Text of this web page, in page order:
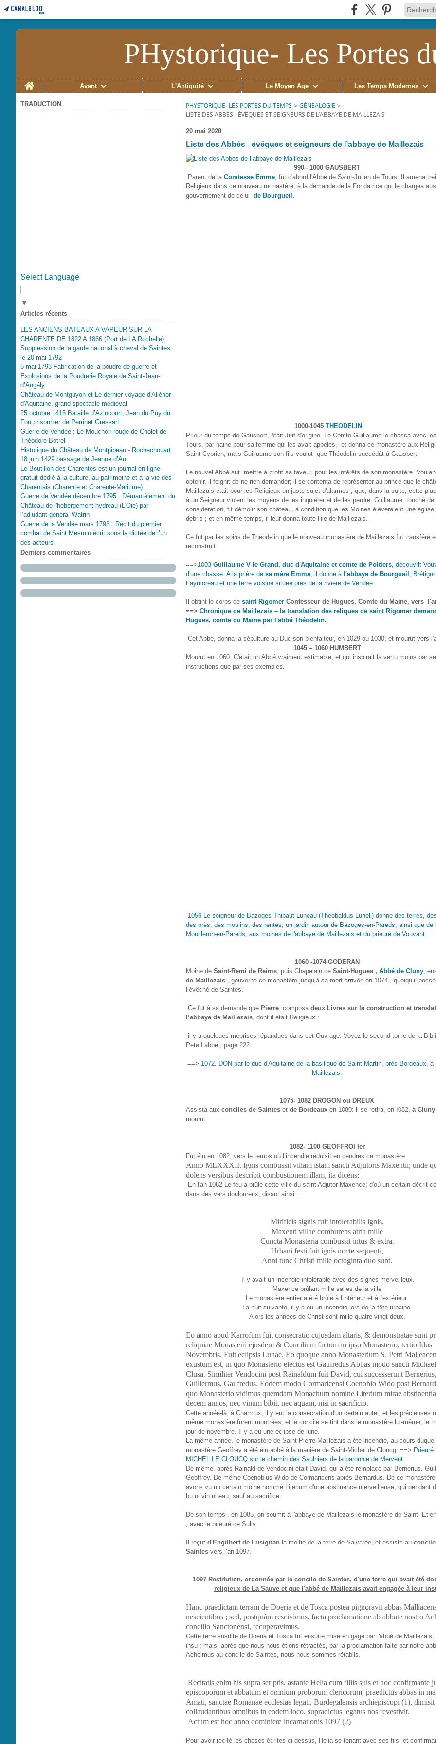
PHystorique- Les Portes
Home
Avant L'Antiquité Le Moyen Âge Les Temps Modernes
TRADUCTION
Select Language
▼
Articles récents
LES ANCIENS BATEAUX A VAPEUR SUR LA
CHARENTE DE 1822 A 1866 (Port de LA Rochelle)
Suppression de la garde national à cheval de Saintes
le 20 mai 1792
5 mai 1793 Fabrication de la poudre de guerre et
Explosions de la Poudrerie Royale de Saint-Jean-
d’Angély
Château de Montguyon et Le dernier voyage d'Aliénor
d'Aquitaine, grand spectacle médiéval
25 octobre 1415 Bataille d’Azincourt, Jean du Puy du
Fou prisonnier de Perrinet Gressart
Guerre de Vendée : Le Mouchoir rouge de Cholet de
Théodore Botrel
Historique du Château de Montpipeau - Rochechouart :
18 juin 1429 passage de Jeanne d’Arc
Le Boutillon des Charentes est un journal en ligne
gratuit dédié à la culture, au patrimoine et à la vie des
Charentais (Charente et Charente-Maritime).
Guerre de Vendée décembre 1795 : Démantèlement du
Château de l'hébergement hydreau (L'Oie) par
l’adjudant-général Watrin
Guerre de la Vendée mars 1793 : Récit du premier
combat de Saint Mesmin écrit sous la dictée de l’un
des acteurs
Derniers commentaires
PHYSTORIQUE- LES PORTES DU TEMPS > GÉNÉALOGIE >
LISTE DES ABBÉS - ÉVÊQUES ET SEIGNEURS DE L’ABBAYE DE MAILLEZAIS
20 mai 2020
Liste des Abbés - évêques et seigneurs de l’abbaye de Maillezais
990– 1000 GAUSBERT
Parent de la Comtesse Emme, fut d'abord l'Abbé de Saint-Julien de Tours. Il amena
Religieux dans ce nouveau monastère, à la demande de la Fondatrice qui le chargea
gouvernement de celui de Bourgueil.
1000-1045 THEODELIN
Prieur du temps de Gausbert, était Juif d'origine. Le Comte Guillaume le chassa avec
Tours, par haine pour sa femme qui les avait appelés, et donna ce monastère aux
Saint-Cyprien; mais Guillaume son fils voulut que Théodelin succédât à Gausbert.
Le nouvel Abbé sut mettre à profit sa faveur, pour les intérêts de son monastère.
obtenir, il feignit de ne rien demander; il se contenta de représenter au prince que le
Maillezais était pour les Religieux un juste sujet d'alarmes ; que, dans la suite, cette
à un Seigneur violent les moyens de les inquiéter et de les perdre. Guillaume, touché de
considération, fit démolir son château, à condition que les Moines élèveraient une
débris ; et en même temps, il leur donna toute l’ile de Maillezais.
Ce fut par les soins de Théodelin que le nouveau monastère de Maillezais fut transféré
reconstruit.
==>1003 Guillaume V le Grand, duc d'Aquitaine et comte de Poitiers, découvrit
d'une chasse. A la prière de sa mère Emma, il donne à l'abbaye de Bourgueil ,
Faymoreau et une terre voisine située près de la rivière de Vendée.
Il obtint le corps de saint Rigomer Confesseur de Hugues, Comte du Maine, vers
==> Chronique de Maillezais – la translation des reliques de saint Rigomer
Hugues, comte du Maine par l'abbé Théodelin.
Cet Abbé, donna la sépulture au Duc son bienfaiteur, en 1029 ou 1030; et mourut vers
1045 – 1060 HUMBERT
Mourut en 1060. C'était un Abbé vraiment estimable, et qui inspirait la vertu moins par
instructions que par ses exemples.
1056 Le seigneur de Bazoges Thibaut Luneau (Theobaldus Luneli) donne des terres,
des près, des moulins, des rentes, un jardin autour de Bazoges-en-Pareds, ainsi que de
Mouilleron-en-Pareds, aux moines de l'abbaye de Maillezais et du prieuré de Vouvant.
1060 -1074 GODERAN
Moine de Saint-Remi de Reims, puis Chapelain de Saint-Hugues , Abbé de Cluny,
de Maillezais , gouverna ce monastère jusqu’à sa mort arrivée en 1074 , quoiqu’il
l’évêché de Saintes.
Ce fut à sa demande que Pierre composa deux Livres sur la construction et
l’abbaye de Maillezais, dont il était Religieux :
il y a quelques méprises répandues dans cet Ouvrage. Voyez le second tome de la
Pete Labbe , page 222.
==> 1072. DON par le duc d'Aquitaine de la basilique de Saint-Martin, près Bordeaux, à
Maillezais.
1075- 1082 DROGON ou DREUX
Assista aux conciles de Saintes et de Bordeaux en 1080: il se retira, en I082, à Cluny
mourut.
1082- 1100 GEOFFROI Ier
Fut élu en 1082, vers le temps où l’incendie réduisit en cendres ce monastère.
Anno MLXXXII. Ignis combussit villam istam sancti Adjutoris Maxentii; unde
dolens versibus describit combustionem illam, ita dicens:
En l'an 1082 Le feu a brûlé cette ville du saint Adjutor Maxence; d'où un certain décrit
dans des vers douloureux, disant ainsi :
Mirificis signis fuit intolerabilis ignis,
Maxenti villae comburens atria mille
Cuncta Monasteria combussit intus & extra.
Urbani festi fuit ignis nocte sequenti,
Anni tunc Christi mille octoginta duo sunt.
Il y avait un incendie intolérable avec des signes merveilleux.
Maxence brûlant mille salles de la ville
Le monastère entier a été brûlé à l'intérieur et à l'extérieur.
La nuit suivante, il y a eu un incendie lors de la fête urbaine.
Alors les années de Christ sont mille quatre-vingt-deux.
Eo anno apud Karrofum fuit consecratio cujusdam altaris, & demonstratae sunt
reliquiae Monasterii ejusdem & Concilium factum in ipso Monasterio, tertio Idus
Novembris. Fuit eclipsis Lunae. Eo quoque anno Monasterium S. Petri
exustum est, in quo Monasterio electus est Gaufredus Abbas modo sancti
Clusa. Similiter Vendocini post Rainaldum fuit David, cui successerunt Bernerius,
Guillermus, Gaufredus. Eodem modo Cormaricensi Coenobio Wido post
quo Monasterio vidimus quemdam Monachum nomine Literium mirae
decem annos, nec vinum bibit, nec aquam, nisi in sacrificio.
Cette année-là, à Charroux, il y eut la consécration d'un certain autel, et les précieuses
même monastère furent montrées, et le concile se tint dans le monastère lui-même, le
jour de novembre. Il y a eu une éclipse de lune.
La même année, le monastère de Saint-Pierre Maillezais a été incendié, au cours
monastère Geoffrey a été élu abbé à la manière de Saint-Michel de Cloucq. ==>
MICHEL LE CLOUCQ sur le chemin des Saulniers de la baronnie de Mervent
De même, après Rainald de Vendocini était David, qui a été remplacé par Bernerius,
Geoffrey. De même Coenobius Wido de Cormaricens après Bernardus. De ce
avons vu un certain moine nommé Literium d'une abstinence merveilleuse, qui pendant
bu ni vin ni eau, sauf au sacrifice.
De son temps , en 1085, on soumit à l'abbaye de Maillezais le monastère de Saint-
, avec le prieuré de Sully.
Il reçut d'Engilbert de Lusignan la moitié de la terre de Salvarée, et assista au
Saintes vers l’an 1097.
1097 Restitution, ordonnée par le concile de Saintes, d'une terre qui avait été
religieux de La Sauve et que l'abbé de Maillezais avait engagée à leur
Hanc praedictam terram de Doeria et de Tosca postea pignoravit abbas
nescientibus ; sed, postquàm rescivimus, facta proclamatione ab abbate nostro
concilio Sanctonensi, recuperavimus.
Cette terre susdite de Doeria et Tosca fut ensuite mise en gage par l'abbé de Maillezais,
insu ; mais, après que nous nous étions rétractés, par la proclamation faite par notre
Achelmus au concile de Saintes, nous nous sommes rétablis.
Recitatis enim his supra scriptis, astante Helia cum filiis suis et hoc confirmante
episcoporum et abbatum et omnium proborum clericorum, praedictus abbas in
Amati, sanctae Romanae ecclesiae legati, Burdegalensis archiepiscopi (1), dimisit
collaudantibus omnibus in eodem loco, supradictus legatus nos revestivit.
Actum est hoc anno dominicœ incarnationis 1097 (2)
Pour avoir récité les choses écrites ci-dessus, Hélia se tenant avec ses fils, et